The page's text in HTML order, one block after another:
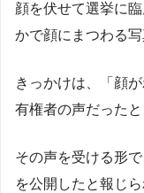
顔を伏せて選挙に
かで顔にまつわる
きっかけは、「顔
有権者の声だったと
その声を受ける形
を公開したと報じら